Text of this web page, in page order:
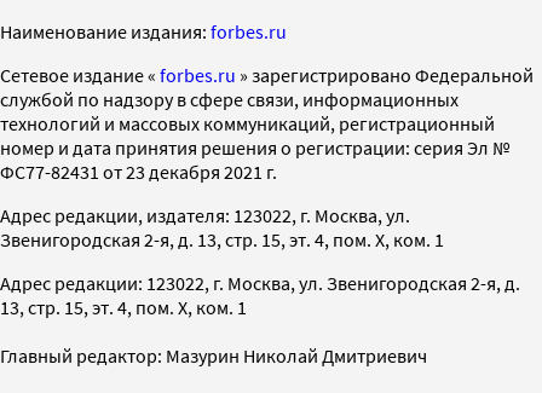
Наименование издания: forbes.ru
Cетевое издание « forbes.ru » зарегистрировано Федеральной
службой по надзору в сфере связи, информационных
технологий и массовых коммуникаций, регистрационный
номер и дата принятия решения о регистрации: серия Эл №
ФС77-82431 от 23 декабря 2021 г.
Адрес редакции, издателя: 123022, г. Москва, ул.
Звенигородская 2-я, д. 13, стр. 15, эт. 4, пом. X, ком. 1
Адрес редакции: 123022, г. Москва, ул. Звенигородская 2-я, д.
13, стр. 15, эт. 4, пом. X, ком. 1
Главный редактор: Мазурин Николай Дмитриевич